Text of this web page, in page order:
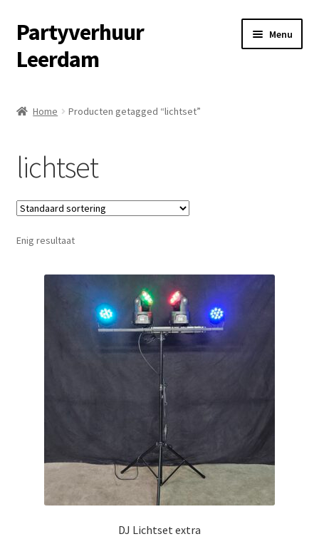
Ga
door
naar
Ga
naar
de
Partyverhuur
Leerdam
Menu
Checkout
Contact
Cookiebeleid (EU)
Fotoalbum
Vacature: Medewerker bezorging & opbouw
Vacature: Parttime medewerker bezorging & opbouw
Wie zijn wij
Home Producten getagged “lichtset”
lichtset
Enig resultaat
DJ Lichtset extra